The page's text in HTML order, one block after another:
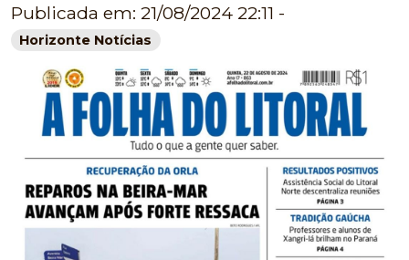
Publicada em: 21/08/2024 22:11 -
Horizonte Notícias